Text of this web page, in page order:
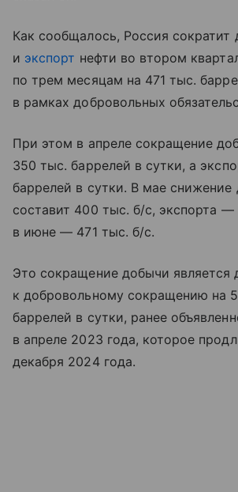
Как сообщалось, Россия сократит
и экспорт нефти во втором
по трем месяцам на 471 тыс.
в рамках добровольных
При этом в апреле сокращение
350 тыс. баррелей в сутки, а
баррелей в сутки. В мае снижение
составит 400 тыс. б/с, экспорта —
в июне — 471 тыс. б/с.
Это сокращение добычи является
к добровольному сокращению на
баррелей в сутки, ранее
в апреле 2023 года, которое
декабря 2024 года.